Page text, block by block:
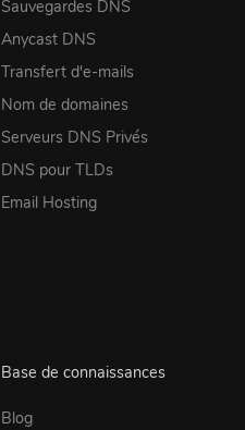
Sauvegardes DNS
Anycast DNS
Transfert d'e-mails
Nom de domaines
Serveurs DNS Privés
DNS pour TLDs
Email Hosting
Base de connaissances
Blog